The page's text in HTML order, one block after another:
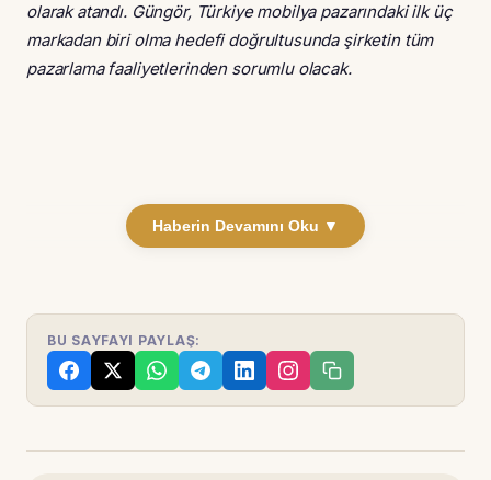
olarak atandı. Güngör, Türkiye mobilya pazarındaki ilk üç
markadan biri olma hedefi doğrultusunda şirketin tüm
pazarlama faaliyetlerinden sorumlu olacak.
Haberin Devamını Oku ▼
BU SAYFAYI PAYLAŞ: